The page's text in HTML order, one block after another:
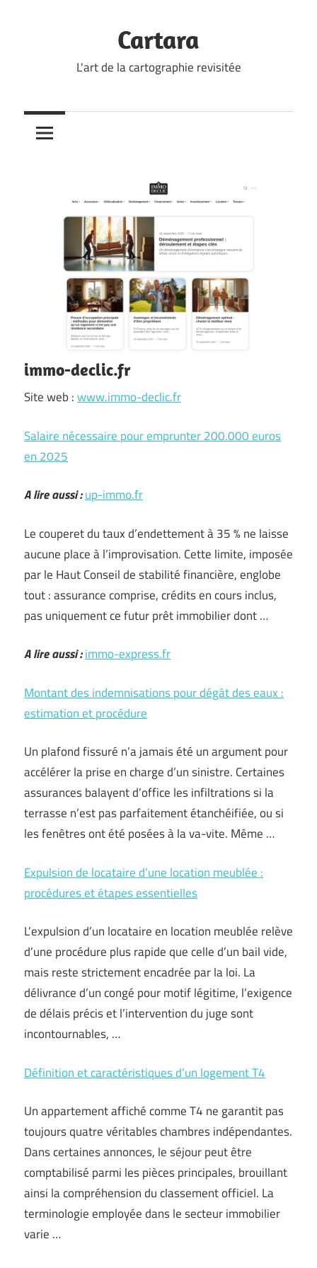
Cartara
L'art de la cartographie revisitée
immo-declic.fr
Site web :www.immo-declic.fr
Salaire nécessaire pour emprunter 200.000 euros
en 2025
A lire aussi :up-immo.fr
Le couperet du taux d’endettement à 35 % ne laisse
aucune place à l’improvisation. Cette limite, imposée
par le Haut Conseil de stabilité financière, englobe
tout : assurance comprise, crédits en cours inclus,
pas uniquement ce futur prêt immobilier dont …
A lire aussi :immo-express.fr
Montant des indemnisations pour dégât des eaux :
estimation et procédure
Un plafond fissuré n’a jamais été un argument pour
accélérer la prise en charge d’un sinistre. Certaines
assurances balayent d’office les infiltrations si la
terrasse n’est pas parfaitement étanchéifiée, ou si
les fenêtres ont été posées à la va-vite. Même …
Expulsion de locataire d’une location meublée :
procédures et étapes essentielles
L’expulsion d’un locataire en location meublée relève
d’une procédure plus rapide que celle d’un bail vide,
mais reste strictement encadrée par la loi. La
délivrance d’un congé pour motif légitime, l’exigence
de délais précis et l’intervention du juge sont
incontournables, …
Définition et caractéristiques d’un logement T4
Un appartement affiché comme T4 ne garantit pas
toujours quatre véritables chambres indépendantes.
Dans certaines annonces, le séjour peut être
comptabilisé parmi les pièces principales, brouillant
ainsi la compréhension du classement officiel. La
terminologie employée dans le secteur immobilier
varie …